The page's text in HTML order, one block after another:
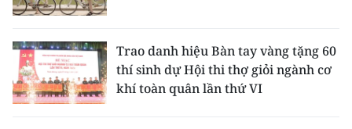
Trao danh hiệu Bàn tay vàng tặng 60
thí sinh dự Hội thi thợ giỏi ngành cơ
khí toàn quân lần thứ VI